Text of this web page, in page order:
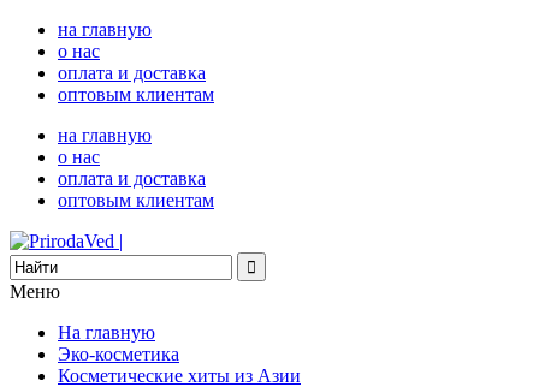
на главную
о нас
оплата и доставка
оптовым клиентам
на главную
о нас
оплата и доставка
оптовым клиентам
Меню
На главную
Эко-косметика
Косметические хиты из Азии